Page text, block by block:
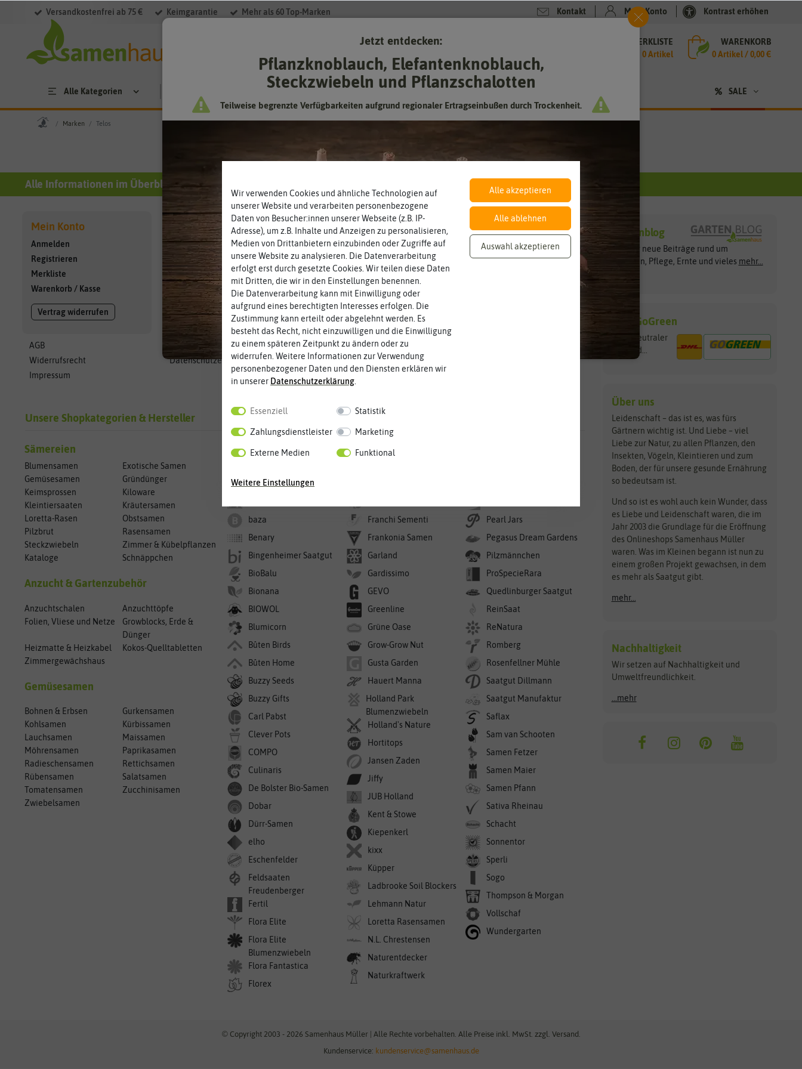
Versandkostenfrei ab 75 € Keimgarantie Mehr als 60 Top-Marken Kontakt Mein Konto Kontrast erhöhen
MERKLISTE
0 Artikel
WARENKORB
0Artikel /0,00 €
Alle Kategorien SALE
Marken Telos
Alle Informationen im Überblick
Mein Konto
Anmelden
Registrieren
Merkliste
Warenkorb / Kasse
Vertrag widerrufen
AGB
Widerrufsrecht
Impressum
Service
Haltbarkeit
Zahlung + Versand
Karriere
Newsletter
Aussaatkalender
PDF Bestellformular
Kontakt
Barrierefreiheitserklärung
Datenschutzerklärung
Zahlungsarten
Paypal Lastschrift Vorkasse Apple Pay
Rechnung Kreditkarte
Unsere Shopkategorien & Hersteller
Sämereien
Blumensamen
Exotische Samen
Gemüsesamen
Gründünger
Keimsprossen
Kiloware
Kleintiersaaten
Kräutersamen
Loretta-Rasen
Obstsamen
Pilzbrut
Rasensamen
Steckzwiebeln
Zimmer & Kübelpflanzen
Kataloge
Schnäppchen
Anzucht & Gartenzubehör
Anzuchtschalen
Anzuchttöpfe
Folien, Vliese und Netze
Growblocks, Erde &
Dünger
Heizmatte & Heizkabel
Kokos-Quelltabletten
Zimmergewächshaus
Gemüsesamen
Bohnen & Erbsen
Gurkensamen
Kohlsamen
Kürbissamen
Lauchsamen
Maissamen
Möhrensamen
Paprikasamen
Radieschensamen
Rettichsamen
Rübensamen
Salatsamen
Tomatensamen
Zucchinisamen
Zwiebelsamen
Hersteller
ASB Greenworld
baza
Benary
Bingenheimer Saatgut
BioBalu
Bionana
BIOWOL
Blumicorn
Bûten Birds
Bûten Home
Buzzy Seeds
Buzzy Gifts
Carl Pabst
Clever Pots
COMPO
Culinaris
De Bolster Bio-Samen
Dobar
Dürr-Samen
elho
Eschenfelder
Feldsaaten
Freudenberger
Fertil
Flora Elite
Flora Elite
Blumenzwiebeln
Flora Fantastica
Florex
Franchi Sementi
Frankonia Samen
Garland
Gardissimo
GEVO
Greenline
Grüne Oase
Grow-Grow Nut
Gusta Garden
Hauert Manna
Holland Park
Blumenzwiebeln
Holland's Nature
Hortitops
Jansen Zaden
Jiffy
JUB Holland
Kent & Stowe
Kiepenkerl
kixx
Küpper
Ladbrooke Soil Blockers
Lehmann Natur
Loretta Rasensamen
N.L. Chrestensen
Naturentdecker
Naturkraftwerk
Pearl Jars
Pegasus Dream Gardens
Pilzmännchen
ProSpecieRara
Quedlinburger Saatgut
ReinSaat
ReNatura
Romberg
Rosenfellner Mühle
Saatgut Dillmann
Saatgut Manufaktur
Saflax
Sam van Schooten
Samen Fetzer
Samen Maier
Samen Pfann
Sativa Rheinau
Schacht
Sonnentor
Sperli
Sogo
Thompson & Morgan
Vollschaf
Wundergarten
Gartenblog
Ständig neue Beiträge rund um
Pflanzen, Pflege, Ernte und vieles mehr...
DHL GoGreen
- neutraler
Versand...
Über uns
Leidenschaft – das ist es, was fürs
Gärtnern wichtig ist. Und Liebe – viel
Liebe zur Natur, zu allen Pflanzen, den
Insekten, Vögeln, Kleintieren und zum
Boden, der für unsere gesunde Ernährung
so bedeutsam ist.
Und so ist es wohl auch kein Wunder, dass
es Liebe und Leidenschaft waren, die im
Jahr 2003 die Grundlage für die Eröffnung
des Onlineshops Samenhaus Müller
waren. Was im Kleinen begann ist nun zu
einem großen Projekt gewachsen, in dem
es mehr als Saatgut gibt.
mehr...
Nachhaltigkeit
Wir setzen auf Nachhaltigkeit und
Umweltfreundlichkeit.
...mehr
© Copyright 2003 - 2026 Samenhaus Müller | Alle Rechte vorbehalten. Alle Preise inkl. MwSt. zzgl. Versand.
Kundenservice: kundenservice@samenhaus.de
Wir verwenden Cookies und ähnliche Technologien auf
unserer Website und verarbeiten personenbezogene
Daten von Besucher:innen unserer Webseite (z.B. IP-
Adresse), um z.B. Inhalte und Anzeigen zu personalisieren,
Medien von Drittanbietern einzubinden oder Zugriffe auf
unsere Website zu analysieren. Die Datenverarbeitung
erfolgt erst durch gesetzte Cookies. Wir teilen diese Daten
mit Dritten, die wir in den Einstellungen benennen.
Die Datenverarbeitung kann mit Einwilligung oder
aufgrund eines berechtigten Interesses erfolgen. Die
Zustimmung kann erteilt oder abgelehnt werden. Es
besteht das Recht, nicht einzuwilligen und die Einwilligung
zu einem späteren Zeitpunkt zu ändern oder zu
widerrufen. Weitere Informationen zur Verwendung
personenbezogener Daten und den Diensten erklären wir
in unserer Daten­schutz­erklärung
Essenziell Statistik
Zahlungsdienstleister Marketing
Externe Medien Funktional
Weitere Einstellungen
Alle akzeptieren
Alle ablehnen
Auswahl akzeptieren
Jetzt entdecken:
Pflanzknoblauch, Elefantenknoblauch,
Steckzwiebeln und Pflanzschalotten
Teilweise begrenzte Verfügbarkeiten aufgrund regionaler Ertragseinbußen durch Trockenheit.
Knoblauch & Zwiebeln